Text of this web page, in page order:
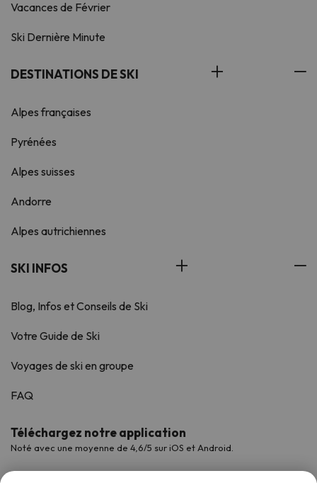
Vacances de Février
Ski Dernière Minute
DESTINATIONS DE SKI
Alpes françaises
Pyrénées
Alpes suisses
Andorre
Alpes autrichiennes
SKI INFOS
Blog, Infos et Conseils de Ski
Votre Guide de Ski
Voyages de ski en groupe
FAQ
Téléchargez notre application
Noté avec une moyenne de 4,6/5 sur iOS et Android.